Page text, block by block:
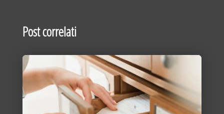
Post correlati